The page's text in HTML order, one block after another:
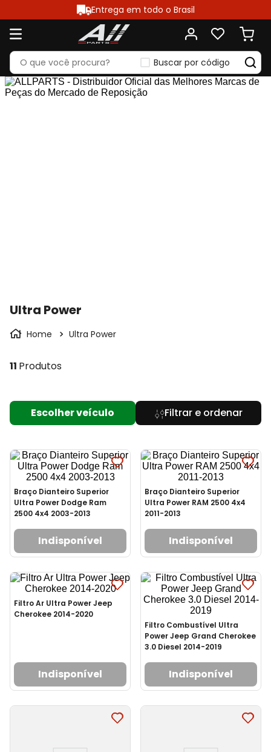
Entrega em todo o Brasil
Buscar por código
Ultra Power
Ultra Power
11 Produtos
Escolher veículo
Braço Dianteiro Superior
Ultra Power Dodge Ram
2500 4x4 2003-2013
Indisponível
Braço Dianteiro Superior
Ultra Power RAM 2500 4x4
2011-2013
Indisponível
Filtro Ar Ultra Power Jeep
Cherokee 2014-2020
Indisponível
Filtro Combustível Ultra
Power Jeep Grand Cherokee
3.0 Diesel 2014-2019
Indisponível